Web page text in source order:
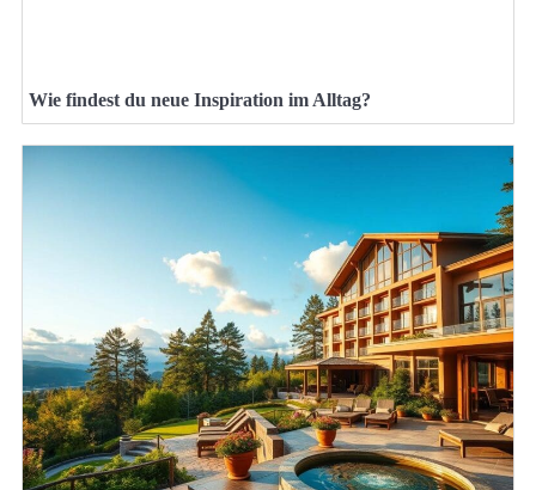
Wie findest du neue Inspiration im Alltag?